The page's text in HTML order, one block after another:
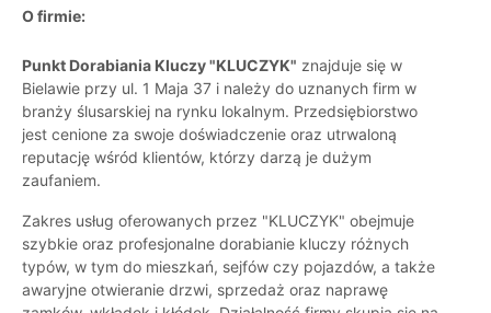
O firmie:
Punkt Dorabiania Kluczy "KLUCZYK" znajduje się w
Bielawie przy ul. 1 Maja 37 i należy do uznanych firm w
branży ślusarskiej na rynku lokalnym. Przedsiębiorstwo
jest cenione za swoje doświadczenie oraz utrwaloną
reputację wśród klientów, którzy darzą je dużym
zaufaniem.
Zakres usług oferowanych przez "KLUCZYK" obejmuje
szybkie oraz profesjonalne dorabianie kluczy różnych
typów, w tym do mieszkań, sejfów czy pojazdów, a także
awaryjne otwieranie drzwi, sprzedaż oraz naprawę